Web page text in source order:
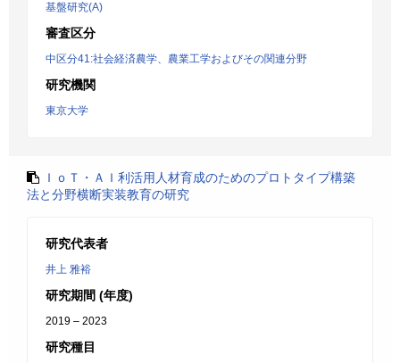
基盤研究(A)
審査区分
中区分41:社会経済農学、農業工学およびその関連分野
研究機関
東京大学
ＩｏＴ・ＡＩ利活用人材育成のためのプロトタイプ構築
法と分野横断実装教育の研究
研究代表者
井上 雅裕
研究期間 (年度)
2019 – 2023
研究種目